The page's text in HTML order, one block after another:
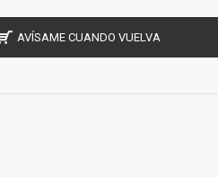
AVÍSAME CUANDO VUELVA